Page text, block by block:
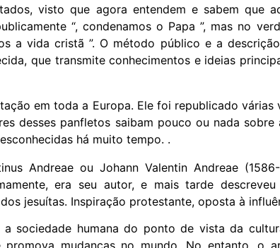
visto que agora entendem e sabem que
“, condenamos o Papa ”, mas no
a vida cristã ”. O método público e a
que transmite conhecimentos e ideias
em toda a Europa. Ele foi republicado
desses panfletos saibam pouco ou nada
há muito tempo. .
Andreae ou Johann Valentin Andreae
era seu autor, e mais tarde
jesuítas. Inspiração protestante, oposta à
a sociedade humana do ponto de vista da
mudanças no mundo. No entanto, o